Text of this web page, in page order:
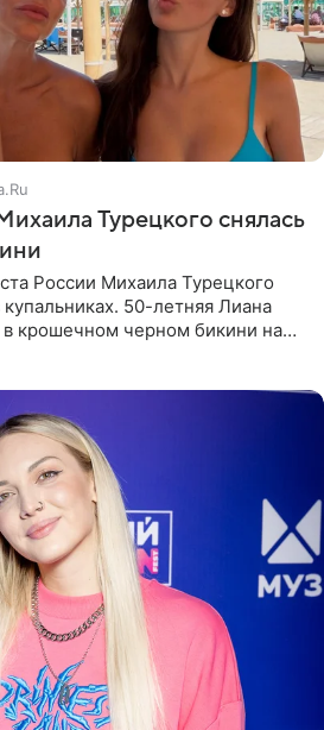
Турецкого снялась
России Михаила Турецкого
50-летняя Лиана
в крошечном черном бикини на